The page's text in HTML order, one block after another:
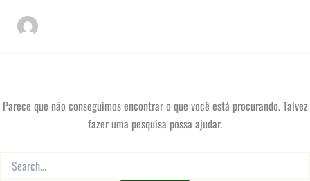
Parece que não conseguimos encontrar o que você está procurando. Talvez
fazer uma pesquisa possa ajudar.